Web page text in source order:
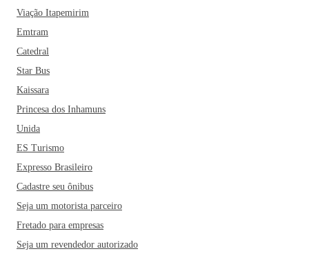
Viação Itapemirim
Emtram
Catedral
Star Bus
Kaissara
Princesa dos Inhamuns
Unida
ES Turismo
Expresso Brasileiro
Cadastre seu ônibus
Seja um motorista parceiro
Fretado para empresas
Seja um revendedor autorizado